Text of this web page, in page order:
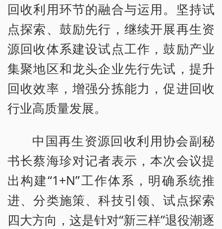
回收利用环节的融合与运用。坚持试
点探索、鼓励先行，继续开展再生资
源回收体系建设试点工作，鼓励产业
集聚地区和龙头企业先行先试，提升
回收效率，增强分拣能力，促进回收
行业高质量发展。
中国再生资源回收利用协会副秘
书长蔡海珍对记者表示，本次会议提
出构建“1+N”工作体系，明确系统推
进、分类施策、科技引领、试点探索
四大方向，这是针对“新三样”退役潮逐